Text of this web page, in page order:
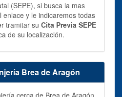
(SEPE), si busca la mas
enlace y le indicaremos todas
tramitar su Cita Previa SEPE
de su localización.
Brea de Aragón
cerca de Brea de Aragón,